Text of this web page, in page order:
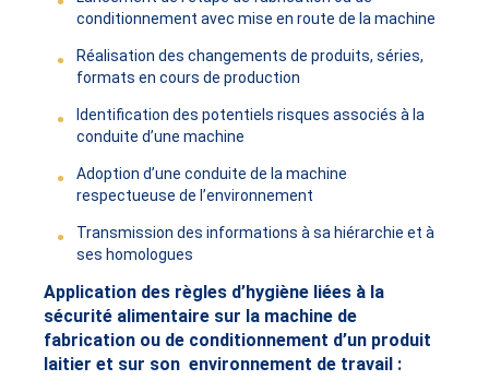
conditionnement avec mise en route de la machine
Réalisation des changements de produits, séries,
formats en cours de production
Identification des potentiels risques associés à la
conduite d’une machine
Adoption d’une conduite de la machine
respectueuse de l’environnement
Transmission des informations à sa hiérarchie et à
ses homologues
Application des règles d’hygiène liées à la
sécurité alimentaire sur la machine de
fabrication ou de conditionnement d’un produit
laitier et sur son environnement de travail :